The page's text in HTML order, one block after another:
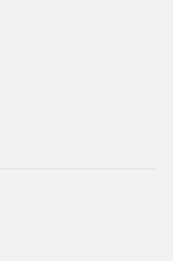
линии,
трехмерной